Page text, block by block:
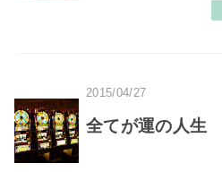
2015/04/27
全てが運の人生